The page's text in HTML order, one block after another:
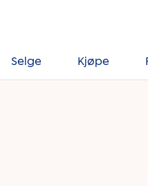
Selge Kjøpe